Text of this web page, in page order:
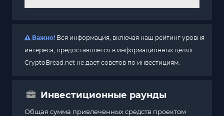
Важно! Вся информация, включая наш рейтинг уровня
интереса, предоставляется в информационных целях.
CryptoBread.net не дает советов по инвестициям.
Инвестиционные раунды
Общая сумма привлеченных средств проектом